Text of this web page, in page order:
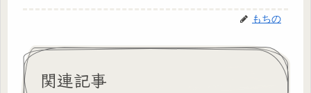
もちの
関連記事